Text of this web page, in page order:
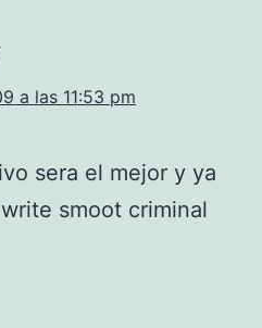
a las 11:53 pm
sera el mejor y ya
smoot criminal